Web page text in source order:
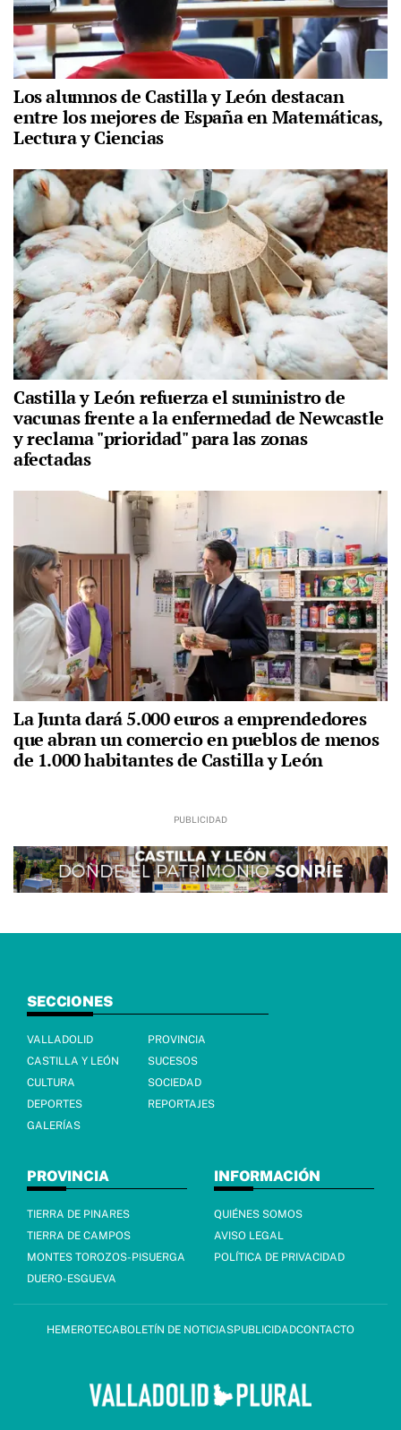
Los alumnos de Castilla y León destacan
entre los mejores de España en Matemáticas,
Lectura y Ciencias
Castilla y León refuerza el suministro de
vacunas frente a la enfermedad de Newcastle
y reclama "prioridad" para las zonas
afectadas
La Junta dará 5.000 euros a emprendedores
que abran un comercio en pueblos de menos
de 1.000 habitantes de Castilla y León
SECCIONES
VALLADOLID
PROVINCIA
CASTILLA Y LEÓN
SUCESOS
CULTURA
SOCIEDAD
DEPORTES
REPORTAJES
GALERÍAS
PROVINCIA
TIERRA DE PINARES
TIERRA DE CAMPOS
MONTES TOROZOS-PISUERGA
DUERO-ESGUEVA
INFORMACIÓN
QUIÉNES SOMOS
AVISO LEGAL
POLÍTICA DE PRIVACIDAD
HEMEROTECABOLETÍN DE NOTICIASPUBLICIDADCONTACTO